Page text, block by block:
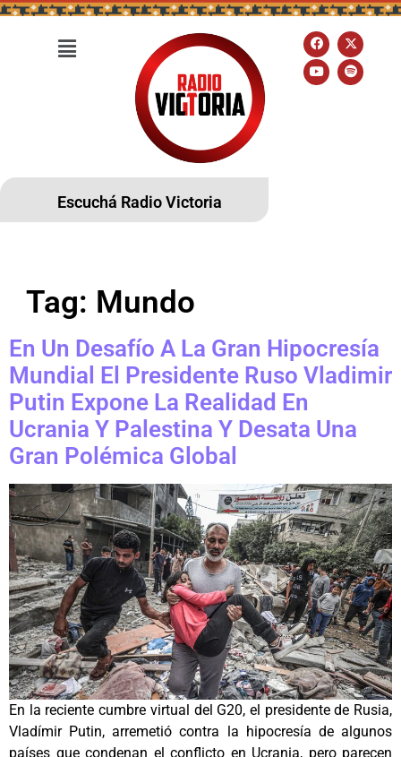
Escuchá Radio Victoria
Tag: Mundo
En Un Desafío A La Gran Hipocresía
Mundial El Presidente Ruso Vladimir
Putin Expone La Realidad En
Ucrania Y Palestina Y Desata Una
Gran Polémica Global
En la reciente cumbre virtual del G20, el presidente de Rusia,
Vladímir Putin, arremetió contra la hipocresía de algunos
países que condenan el conflicto en Ucrania, pero parecen